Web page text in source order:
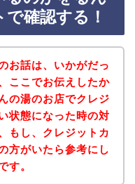
確認する！
お話は、いかがだっ
ここでお伝えしたか
の湯のお店でクレジ
状態になった時の対
もし、クレジットカ
方がいたら参考にし
す。